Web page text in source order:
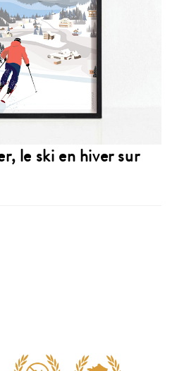
le ski en hiver sur